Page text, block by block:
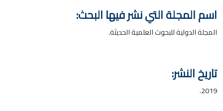
اسم المجلة التي نشر فيها البحث:
المجلة الدولية للبحوث العلمية الحديثة.
تاريخ النشر:
2019.